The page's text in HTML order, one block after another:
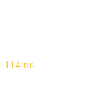
114ms